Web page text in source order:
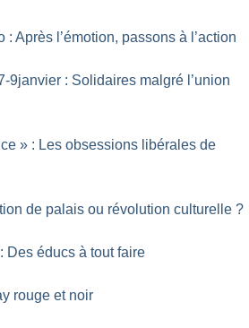
: Après l’émotion, passons à l’action
9janvier : Solidaires malgré l’union
» : Les obsessions libérales de
de palais ou révolution culturelle ?
Des éducs à tout faire
rouge et noir